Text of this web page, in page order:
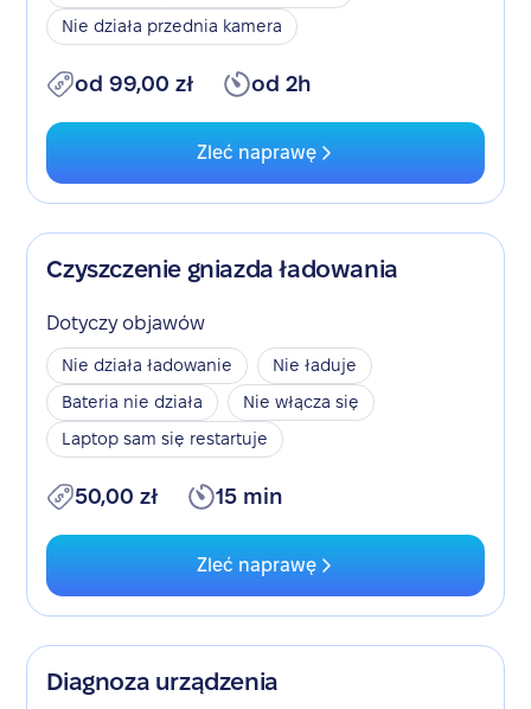
Nie działa przednia kamera
od 99,00 zł od 2h
Zleć naprawę
Czyszczenie gniazda ładowania
Dotyczy objawów
Nie działa ładowanie
Nie ładuje
Bateria nie działa
Nie włącza się
Laptop sam się restartuje
50,00 zł 15 min
Zleć naprawę
Diagnoza urządzenia